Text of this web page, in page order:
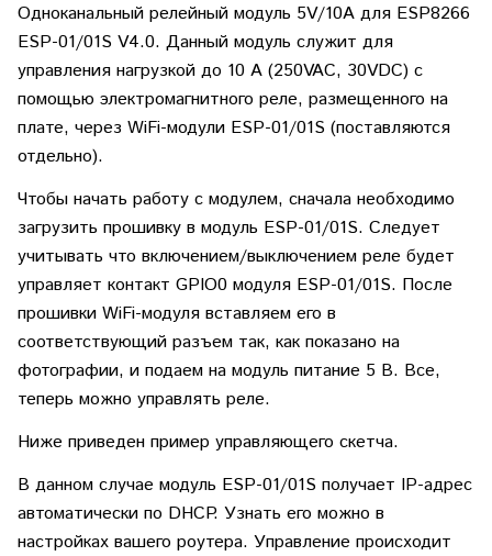
Одноканальный релейный модуль 5V/10A для ESP8266
ESP-01/01S V4.0. Данный модуль служит для
управления нагрузкой до 10 А (250VAC, 30VDC) с
помощью электромагнитного реле, размещенного на
плате, через WiFi-модули ESP-01/01S (поставляются
отдельно).
Чтобы начать работу с модулем, сначала необходимо
загрузить прошивку в модуль ESP-01/01S. Следует
учитывать что включением/выключением реле будет
управляет контакт GPIO0 модуля ESP-01/01S. После
прошивки WiFi-модуля вставляем его в
соответствующий разъем так, как показано на
фотографии, и подаем на модуль питание 5 В. Все,
теперь можно управлять реле.
Ниже приведен пример управляющего скетча.
В данном случае модуль ESP-01/01S получает IP-адрес
автоматически по DHCP. Узнать его можно в
настройках вашего роутера. Управление происходит